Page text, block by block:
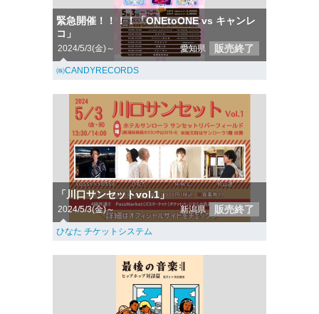
緊急開催！！！！「ONEtoONE vs キャンレ
コ」
2024/5/3(金)～ 愛知県 販売終了
㈱CANDYRECORDS
「川口サンセットvol.1」
2024/5/3(金)～ 新潟県 販売終了
ひなた チケットシステム